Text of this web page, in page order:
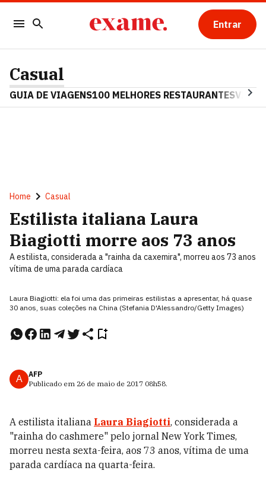
Entrar
Casual
GUIA DE VIAGENS100 MELHORES RESTAURANTES
Home Casual
Estilista italiana Laura
Biagiotti morre aos 73 anos
A estilista, considerada a "rainha da caxemira", morreu aos 73 anos
vítima de uma parada cardíaca
Laura Biagiotti: ela foi uma das primeiras estilistas a apresentar, há quase
30 anos, suas coleções na China (Stefania D'Alessandro/Getty Images)
A
AFP
Publicado em 26 de maio de 2017 08h58.
A estilista italiana Laura Biagiotti, considerada a
"rainha do cashmere" pelo jornal New York Times,
morreu nesta sexta-feira, aos 73 anos, vítima de uma
parada cardíaca na quarta-feira.